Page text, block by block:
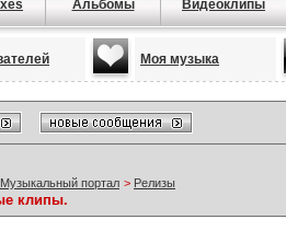
Альбомы Видеоклипы
Моя музыка
портал > Релизы
клипы.